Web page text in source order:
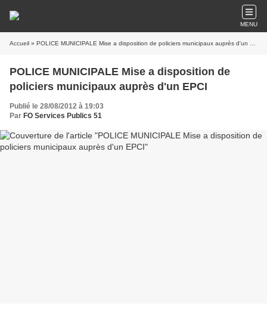
MENU
Accueil » POLICE MUNICIPALE Mise a disposition de policiers municipaux auprès d'un EPCI
POLICE MUNICIPALE Mise a disposition de
policiers municipaux auprès d'un EPCI
Publié le 28/08/2012 à 19:03
Par FO Services Publics 51